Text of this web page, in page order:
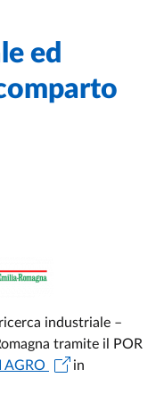
ed
industriale –
tramite il POR
AGRO
in